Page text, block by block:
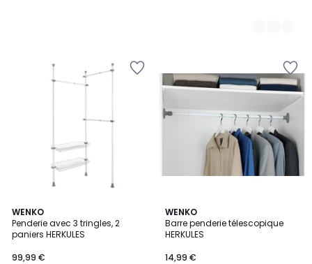
WENKO
Penderie avec 3 tringles, 2
paniers HERKULES
99,99 €
2
Couleurs
WENKO
Barre penderie télescopique
HERKULES
14,99 €